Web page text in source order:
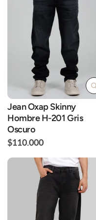
Jean Oxap Skinny
Hombre H-201 Gris
Oscuro
$110.000